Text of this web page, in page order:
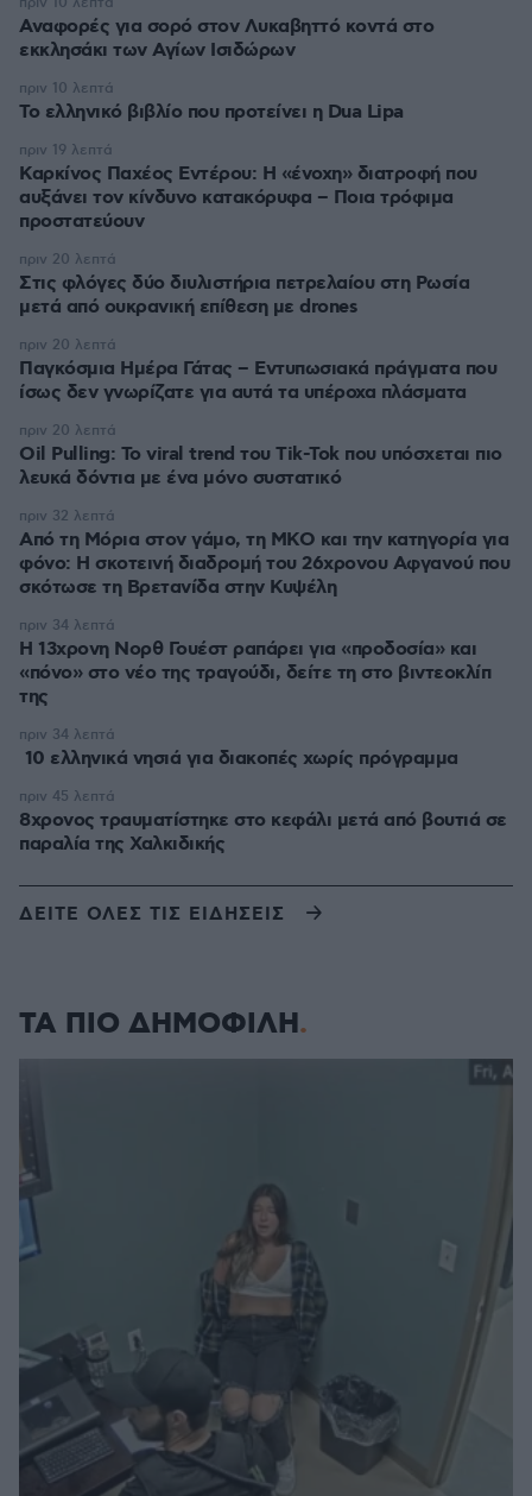
Αναφορές για σορό στον Λυκαβηττό κοντά στο
εκκλησάκι των Αγίων Ισιδώρων
Το ελληνικό βιβλίο που προτείνει η Dua Lipa
πριν 10 λεπτά
Καρκίνος Παχέος Εντέρου: Η «ένοχη» διατροφή που
αυξάνει τον κίνδυνο κατακόρυφα – Ποια τρόφιμα
προστατεύουν
πριν 19 λεπτά
Στις φλόγες δύο διυλιστήρια πετρελαίου στη Ρωσία
μετά από ουκρανική επίθεση με drones
πριν 20 λεπτά
Παγκόσμια Ημέρα Γάτας – Εντυπωσιακά πράγματα που
ίσως δεν γνωρίζατε για αυτά τα υπέροχα πλάσματα
πριν 20 λεπτά
Oil Pulling: To viral trend του Tik-Tok που υπόσχεται πιο
λευκά δόντια με ένα μόνο συστατικό
πριν 20 λεπτά
Από τη Μόρια στον γάμο, τη ΜΚΟ και την κατηγορία για
φόνο: Η σκοτεινή διαδρομή του 26χρονου Αφγανού που
σκότωσε τη Βρετανίδα στην Κυψέλη
πριν 32 λεπτά
Η 13χρονη Νορθ Γουέστ ραπάρει για «προδοσία» και
«πόνο» στο νέο της τραγούδι, δείτε τη στο βιντεοκλίπ
της
πριν 34 λεπτά
10 ελληνικά νησιά για διακοπές χωρίς πρόγραμμα
πριν 34 λεπτά
8χρονος τραυματίστηκε στο κεφάλι μετά από βουτιά σε
παραλία της Χαλκιδικής
πριν 45 λεπτά
ΔΕΙΤΕ ΟΛΕΣ ΤΙΣ ΕΙΔΗΣΕΙΣ
ΤΑ ΠΙΟ ΔΗΜΟΦΙΛΗ